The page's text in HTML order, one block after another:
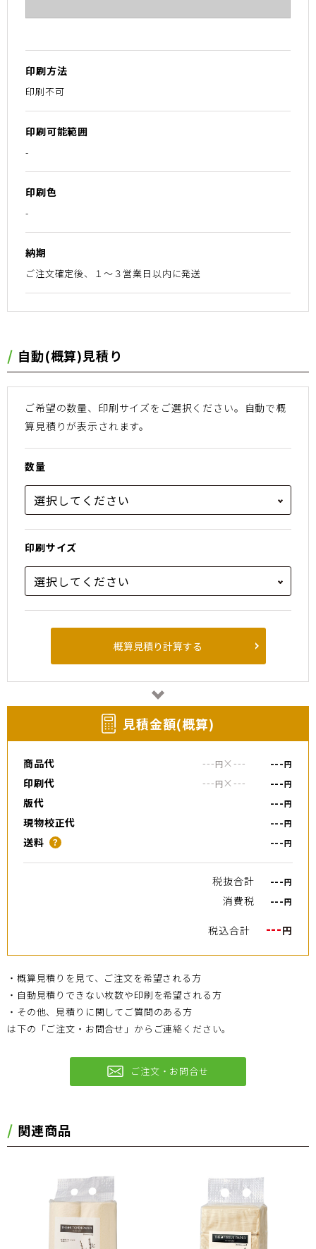
印刷方法
印刷不可
印刷可能範囲
-
印刷色
-
納期
ご注文確定後、１〜３営業日以内に発送
⾃動(概算)⾒積り
ご希望の数量、印刷サイズをご選択ください。 ⾃動で概
算⾒積りが表⽰されます。
数量
印刷サイズ
概算見積り計算する
⾒積⾦額(概算)
商品代 ---円×--- ---円
印刷代 ---円×--- ---円
版代 ---円
現物校正代 ---円
送料 ？ ---円
税抜合計 ---円
消費税 ---円
税込合計 ---円
・概算見積りを見て、ご注文を希望される方
・自動見積りできない枚数や印刷を希望される方
・その他、見積りに関してご質問のある方
は下の「ご注文・お問合せ」からご連絡ください。
ご注文・お問合せ
関連商品